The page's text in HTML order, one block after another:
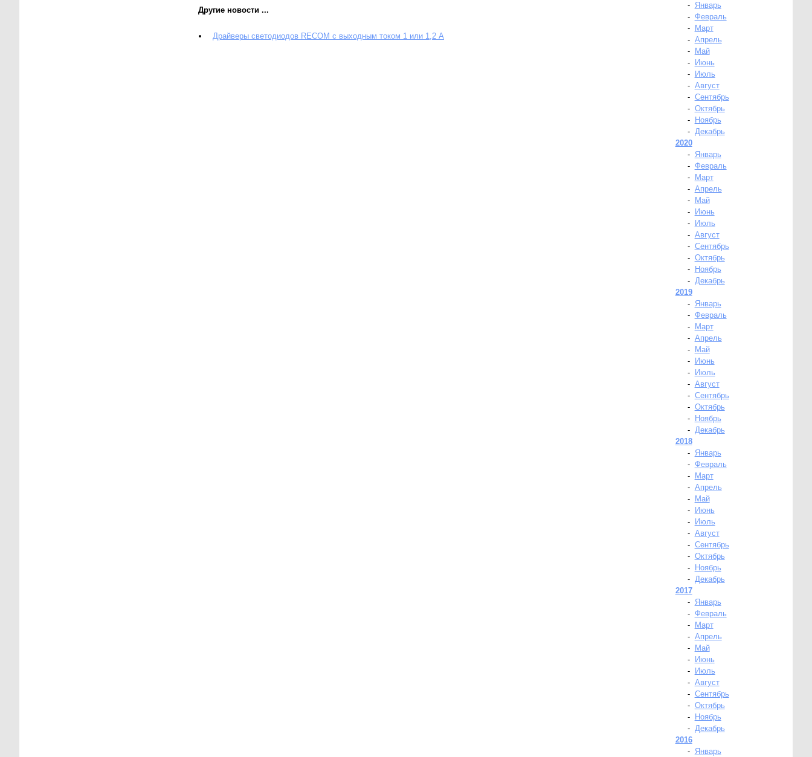
Другие новости ...
Драйверы светодиодов RECOM с выходным током 1 или 1,2 А
-
Январь
- Февраль
-
Март
- Апрель
-
Май
-
Июнь
-
Июль
- Август
- Сентябрь
- Октябрь
-
Ноябрь
- Декабрь
2020
-
Январь
- Февраль
-
Март
- Апрель
-
Май
-
Июнь
-
Июль
- Август
- Сентябрь
- Октябрь
-
Ноябрь
- Декабрь
2019
-
Январь
- Февраль
-
Март
- Апрель
-
Май
-
Июнь
-
Июль
- Август
- Сентябрь
- Октябрь
-
Ноябрь
- Декабрь
2018
-
Январь
- Февраль
-
Март
- Апрель
-
Май
-
Июнь
-
Июль
- Август
- Сентябрь
- Октябрь
-
Ноябрь
- Декабрь
2017
-
Январь
- Февраль
-
Март
- Апрель
-
Май
-
Июнь
-
Июль
- Август
- Сентябрь
- Октябрь
-
Ноябрь
- Декабрь
2016
-
Январь